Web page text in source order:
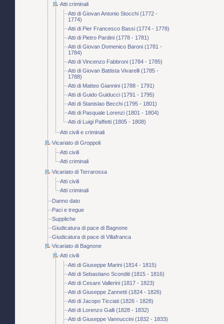
Atti criminali
Atti di Giovan Antonio Stocchi (1772 -
1774)
Atti di Pier Francesco Bassi (1774 - 1778)
Atti di Pietro Pardini (1778 - 1781)
Atti di Giovan Domenico Baroni (1781 -
1784)
Atti di Vincenzo Fabbroni (1784 - 1785)
Atti di Giovan Battista Vivarelli (1785 -
1788)
Atti di Matteo Giannini (1788 - 1791)
Atti di Guido Guiducci (1791 - 1795)
Atti di Stanislao Becchi (1795 - 1801)
Atti di Pasquale Lorenzi (1801 - 1804)
Atti di Luigi Paffetti (1805 - 1808)
Atti civili e criminali
Vicariato di Groppoli
Atti civili
Atti criminali
Vicariato di Terrarossa
Atti civili
Atti criminali
Danno dato
Paci e tregue
Suppliche
Giudicatura di pace di Bagnone
Giudicatura di pace di Villafranca
Vicariato di Bagnone
Atti civili
Atti di Giuseppe Marini (1814 - 1815)
Atti di Sebastiano Sconditi (1815 - 1816)
Atti di Cesare Vallerini (1817 - 1823)
Atti di Giuseppe Zannetti (1824 - 1826)
Atti di Jacopo Ticciati (1826 - 1828)
Atti di Lorenzo Galli (1828 - 1832)
Atti di Giuseppe Vannuccini (1832 - 1833)